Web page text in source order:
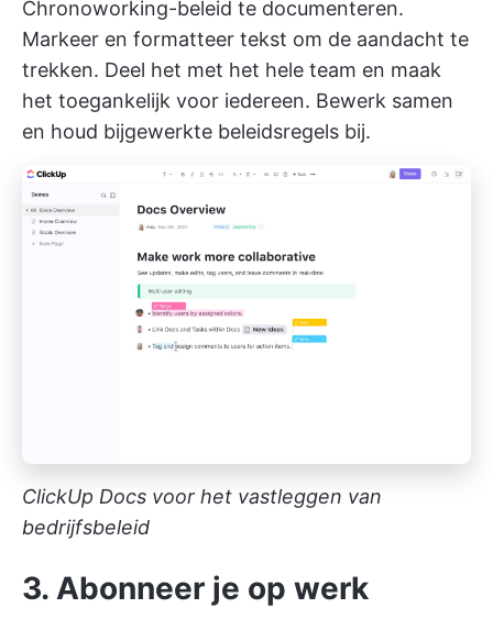
Chronoworking-beleid te documenteren.
Markeer en formatteer tekst om de aandacht te
trekken. Deel het met het hele team en maak
het toegankelijk voor iedereen. Bewerk samen
en houd bijgewerkte beleidsregels bij.
ClickUp Docs voor het vastleggen van
bedrijfsbeleid
3. Abonneer je op werk